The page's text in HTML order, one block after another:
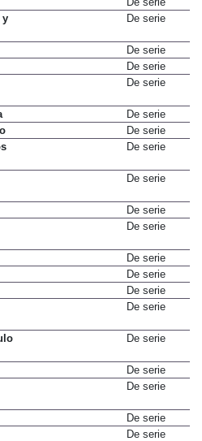
y
De serie
De serie
De serie
De serie
De serie
De serie
De serie
De serie
De serie
De serie
De serie
De serie
De serie
De serie
De serie
De serie
De serie
De serie
De serie